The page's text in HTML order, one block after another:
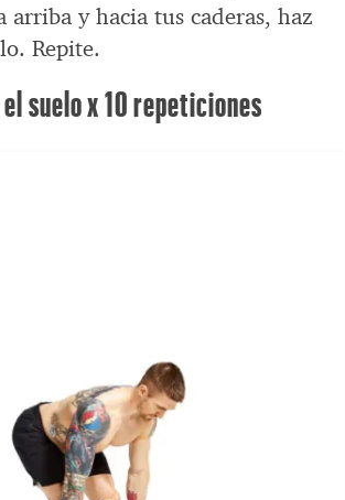
y hacia tus caderas, haz
Repite.
suelo x 10 repeticiones